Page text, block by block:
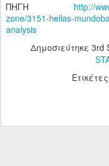
ΠΗΓΗ http://
zone/3151-hellas-
analysis
Δημοσιεύτηκε 3rd